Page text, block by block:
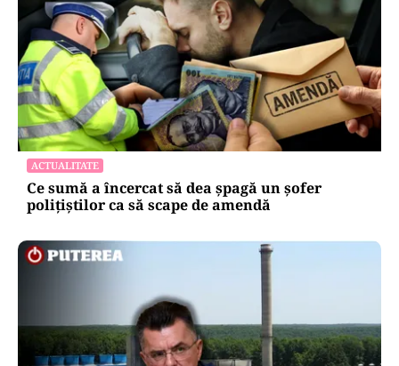
ACTUALITATE
Ce sumă a încercat să dea șpagă un șofer
polițiștilor ca să scape de amendă